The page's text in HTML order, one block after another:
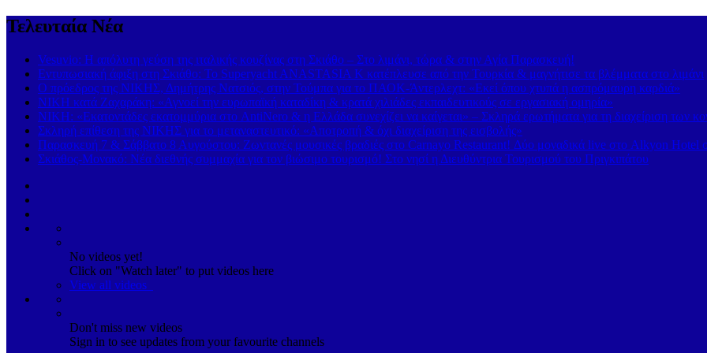
Τελευταία Νέα
Vesuvio: Η απόλυτη γεύση της ιταλικής κουζίνας στη Σκιάθο – Στο λιμάνι, τώρα & στην Αγία Παρασκευή!
Εντυπωσιακή άφιξη στη Σκιάθο: Το Superyacht ANASTASIA K κατέπλευσε από την Τουρκία & μαγνήτισε τα βλέμματα στο λιμάνι
Ο πρόεδρος της ΝΙΚΗΣ, Δημήτρης Νατσιός, στην Τούμπα για το ΠΑΟΚ-Άντερλεχτ: «Εκεί όπου χτυπά η ασπρόμαυρη καρδιά»
ΝΙΚΗ κατά Ζαχαράκη: «Αγνοεί την ευρωπαϊκή καταδίκη & κρατά χιλιάδες εκπαιδευτικούς σε εργασιακή ομηρία»
ΝΙΚΗ: «Εκατοντάδες εκατομμύρια στο AntiNero & η Ελλάδα συνεχίζει να καίγεται» – Σκληρά ερωτήματα για τη διαχείριση των
Σκληρή επίθεση της ΝΙΚΗΣ για το μεταναστευτικό: «Αποτροπή & όχι διαχείριση της εισβολής»
Παρασκευή 7 & Σάββατο 8 Αυγούστου: Ζωντανές μουσικές βραδιές στο Carnayo Restaurant! Δύο μοναδικά live στο Alkyon Hotel
Σκιάθος-Μονακό: Νέα διεθνής συμμαχία για τον βιώσιμο τουρισμό! Στο νησί η Διευθύντρια Τουρισμού του Πριγκιπάτου
No videos yet!
Click on "Watch later" to put videos here
View all videos
Don't miss new videos
Sign in to see updates from your favourite channels